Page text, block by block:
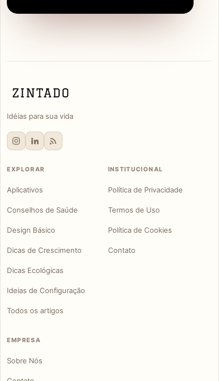
Idéias para sua vida
EXPLORAR
Aplicativos
Conselhos de Saúde
Design Básico
Dicas de Crescimento
Dicas Ecológicas
Ideias de Configuração
Todos os artigos
INSTITUCIONAL
Política de Privacidade
Termos de Uso
Política de Cookies
Contato
EMPRESA
Sobre Nós